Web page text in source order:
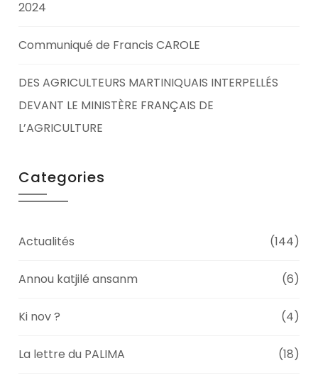
2024
Communiqué de Francis CAROLE
DES AGRICULTEURS MARTINIQUAIS INTERPELLÉS
DEVANT LE MINISTÈRE FRANÇAIS DE
L’AGRICULTURE
Categories
Actualités (144)
Annou katjilé ansanm (6)
Ki nov ? (4)
La lettre du PALIMA (18)